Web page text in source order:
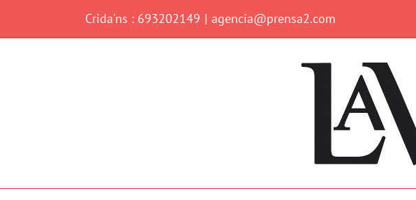
content
Crida'ns : 693202149 | agencia@prensa2.com